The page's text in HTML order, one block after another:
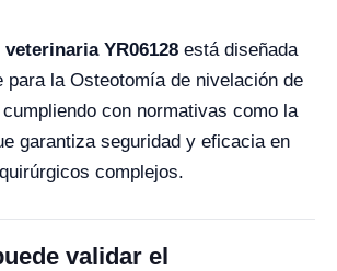
YR06128 está diseñada
para la Osteotomía de nivelación de
con normativas como la
garantiza seguridad y eficacia en
complejos.
validar el